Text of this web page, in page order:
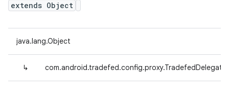
extends Object
java.lang.Object
↳ com.android.tradefed.config.proxy.TradefedDelegator